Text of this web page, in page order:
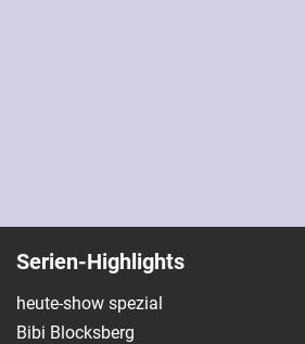
Serien-Highlights
heute-show spezial
Bibi Blocksberg